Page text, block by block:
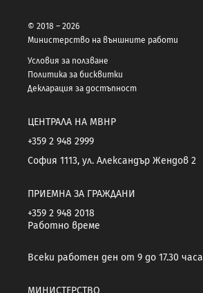
© 2018 – 2026
Министерство на външните работи
Условия за ползване
Политика за бисквитки
Декларация за достъпност
ЦЕНТРАЛА НА МВНР
+359 2 948 2999
София 1113, ул. Александър Жендов 2
ПРИЕМНА ЗА ГРАЖДАНИ
+359 2 948 2018
Работно време
Всеки работен ден от 9 до 17.30 часа
МИНИСТЕРСТВО